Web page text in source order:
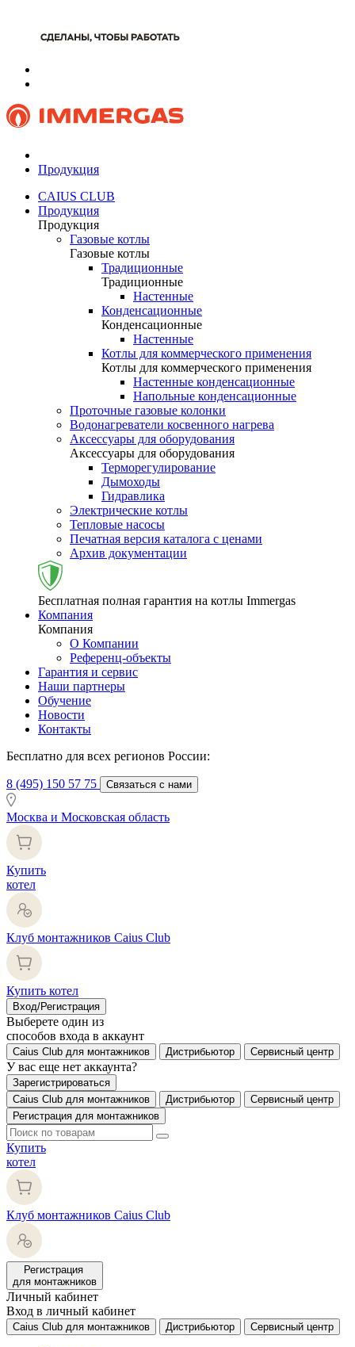
Продукция
CAIUS CLUB
Продукция
Продукция
Газовые котлы
Газовые котлы
Традиционные
Традиционные
Настенные
Конденсационные
Конденсационные
Настенные
Котлы для коммерческого применения
Котлы для коммерческого применения
Настенные конденсационные
Напольные конденсационные
Проточные газовые колонки
Водонагреватели косвенного нагрева
Аксессуары для оборудования
Аксессуары для оборудования
Терморегулирование
Дымоходы
Гидравлика
Электрические котлы
Тепловые насосы
Печатная версия каталога с ценами
Архив документации
Бесплатная полная гарантия на котлы Immergas
Компания
Компания
О Компании
Референц-объекты
Гарантия и сервис
Наши партнеры
Обучение
Новости
Контакты
Бесплатно для всех регионов России:
8 (495) 150 57 75 Связаться с нами
Москва и Московская область
Купить
котел
Клуб монтажников Caius Club
Купить котел
Вход/Регистрация
Выберете один из
способов входа в аккаунт
Caius Club для монтажников Дистрибьютор Сервисный центр
У вас еще нет аккаунта?
Зарегистрироваться
Caius Club для монтажников
Дистрибьютор
Сервисный центр
Регистрация для монтажников
Купить
котел
Клуб монтажников Caius Club
Регистрация
для монтажников
Личный кабинет
Вход в личный кабинет
Caius Club для монтажников Дистрибьютор Сервисный центр